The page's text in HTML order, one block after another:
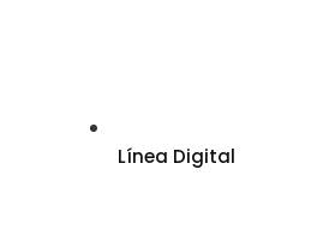
Línea Digital